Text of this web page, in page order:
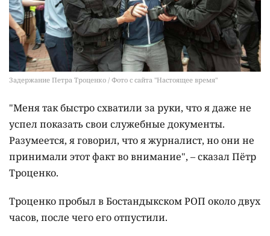
Задержание Петра Троценко / Фото с сайта "Настоящее время"
"Меня так быстро схватили за руки, что я даже не
успел показать свои служебные документы.
Разумеется, я говорил, что я журналист, но они не
принимали этот факт во внимание", – сказал Пётр
Троценко.
Троценко пробыл в Бостандыкском РОП около двух
часов, после чего его отпустили.